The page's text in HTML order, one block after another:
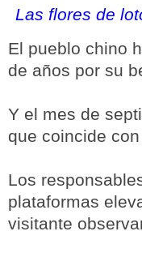
Las flores de
El pueblo chino
de años por su
Y el mes de
que coincide
Los
plataformas
visitante